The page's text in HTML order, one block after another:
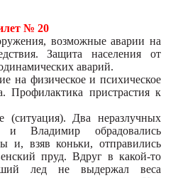
№ 20
возможные аварии на
Защита населения от
аварий.
на физическое и психическое
Профилактика пристрастия к
(ситуация). Два неразлучных
и Владимир обрадовались
и, взяв коньки, отправились
пруд. Вдруг в какой-то
лед не выдержал веса